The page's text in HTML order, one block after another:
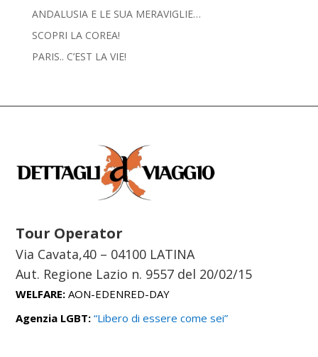
ANDALUSIA E LE SUA MERAVIGLIE…
SCOPRI LA COREA!
PARIS.. C’EST LA VIE!
Tour Operator
Via Cavata,40 – 04100 LATINA
Aut. Regione Lazio n. 9557 del 20/02/15
WELFARE: AON-EDENRED-DAY
Agenzia LGBT: “Libero di essere come sei”